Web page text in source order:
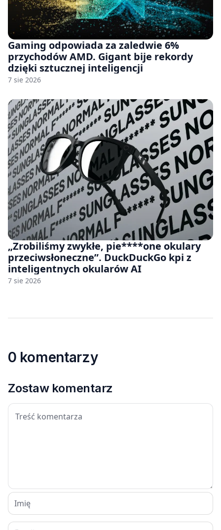
Gaming odpowiada za zaledwie 6%
przychodów AMD. Gigant bije rekordy
dzięki sztucznej inteligencji
7 sie 2026
„Zrobiliśmy zwykłe, pie****one okulary
przeciwsłoneczne”. DuckDuckGo kpi z
inteligentnych okularów AI
7 sie 2026
0 komentarzy
Zostaw komentarz